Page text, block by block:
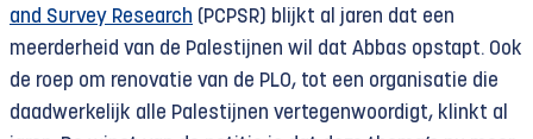
and Survey Research (PCPSR) blijkt al jaren dat een
meerderheid van de Palestijnen wil dat Abbas opstapt. Ook
de roep om renovatie van de PLO, tot een organisatie die
daadwerkelijk alle Palestijnen vertegenwoordigt, klinkt al